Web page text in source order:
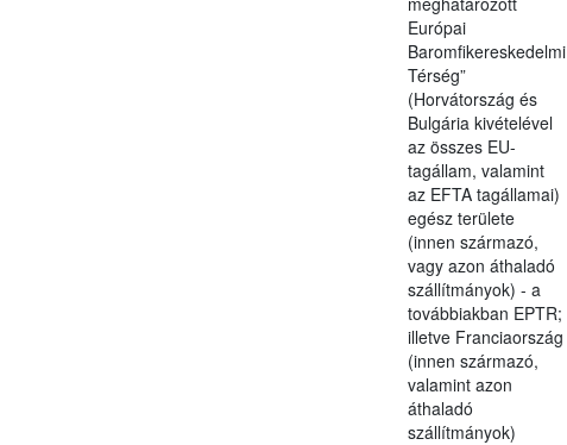
Európai
Baromfikereskedelmi
Térség”
(Horvátország és
Bulgária kivételével
az összes EU-
tagállam, valamint
az EFTA tagállamai)
egész területe
(innen származó,
vagy azon áthaladó
szállítmányok) - a
továbbiakban EPTR;
illetve Franciaország
(innen származó,
valamint azon
áthaladó
szállítmányok)